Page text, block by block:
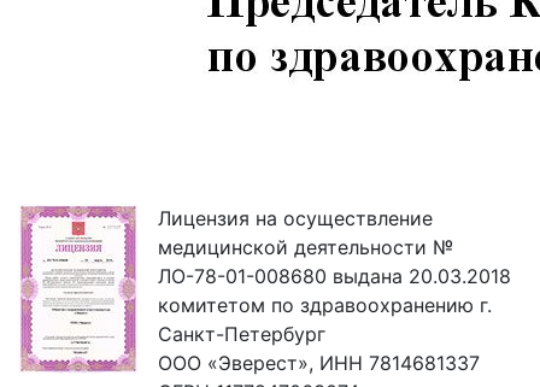
Лицензия на осуществление
медицинской деятельности №
ЛО-78-01-008680 выдана 20.03.2018
комитетом по здравоохранению г.
Санкт-Петербург
ООО «Эверест», ИНН 7814681337